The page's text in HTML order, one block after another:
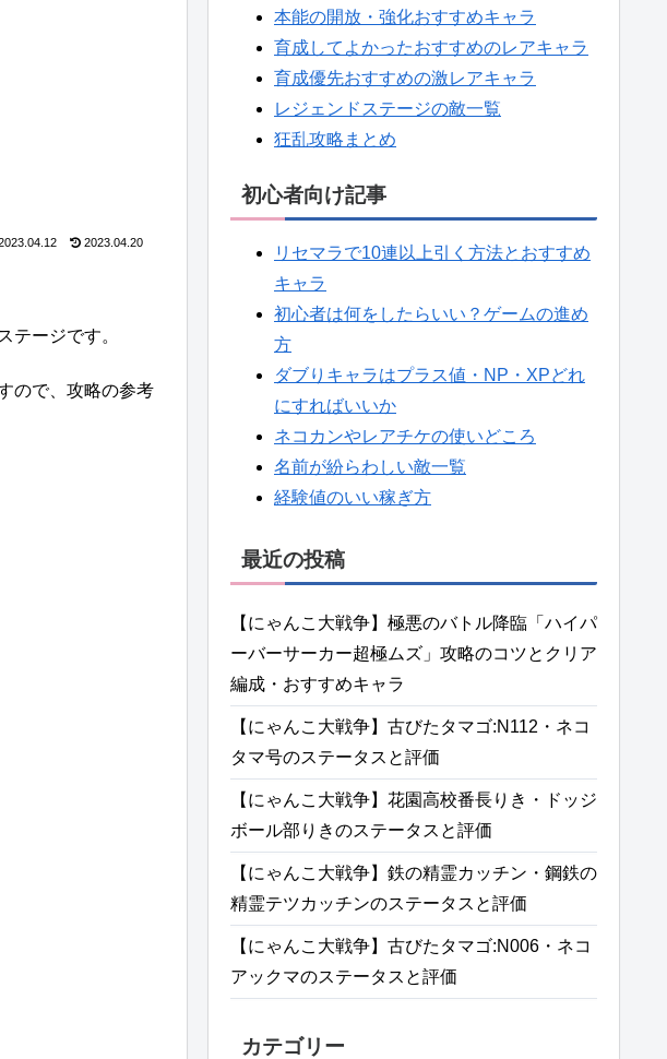
2023.04.20
テージです。
ので、攻略の参考
本能の開放・強化おすすめキャラ
育成してよかったおすすめのレアキャラ
育成優先おすすめの激レアキャラ
レジェンドステージの敵一覧
狂乱攻略まとめ
初心者向け記事
リセマラで10連以上引く方法とおすすめ
キャラ
初心者は何をしたらいい？ゲームの進め
方
ダブりキャラはプラス値・NP・XPどれ
にすればいいか
ネコカンやレアチケの使いどころ
名前が紛らわしい敵一覧
経験値のいい稼ぎ方
最近の投稿
【にゃんこ大戦争】極悪のバトル降臨「ハイパ
ーバーサーカー超極ムズ」攻略のコツとクリア
編成・おすすめキャラ
【にゃんこ大戦争】古びたタマゴ:N112・ネコ
タマ号のステータスと評価
【にゃんこ大戦争】花園高校番長りき・ドッジ
ボール部りきのステータスと評価
【にゃんこ大戦争】鉄の精霊カッチン・鋼鉄の
精霊テツカッチンのステータスと評価
【にゃんこ大戦争】古びたタマゴ:N006・ネコ
アックマのステータスと評価
カテゴリー